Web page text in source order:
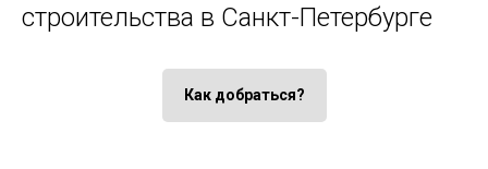
строительства в Санкт-Петербурге
Как добраться?